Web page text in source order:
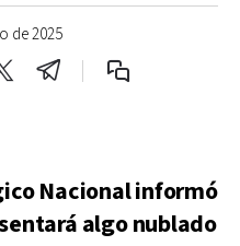
de 2025
Nacional informó
algo nublado